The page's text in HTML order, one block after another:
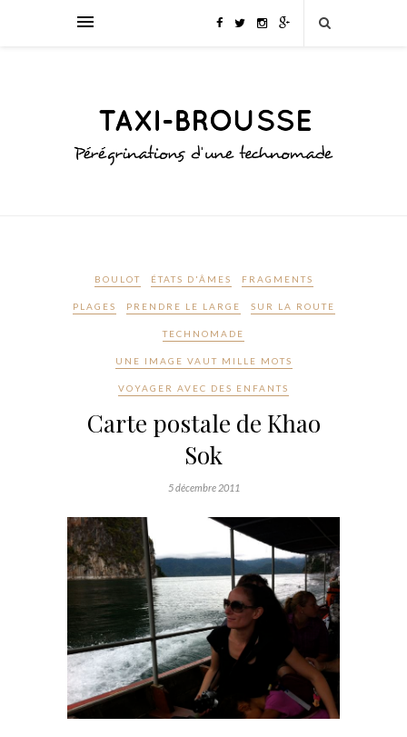
BOULOT ÉTATS D'ÂMES FRAGMENTS
PLAGES PRENDRE LE LARGE SUR LA ROUTE
TECHNOMADE
UNE IMAGE VAUT MILLE MOTS
VOYAGER AVEC DES ENFANTS
Carte postale de Khao
Sok
5 décembre 2011